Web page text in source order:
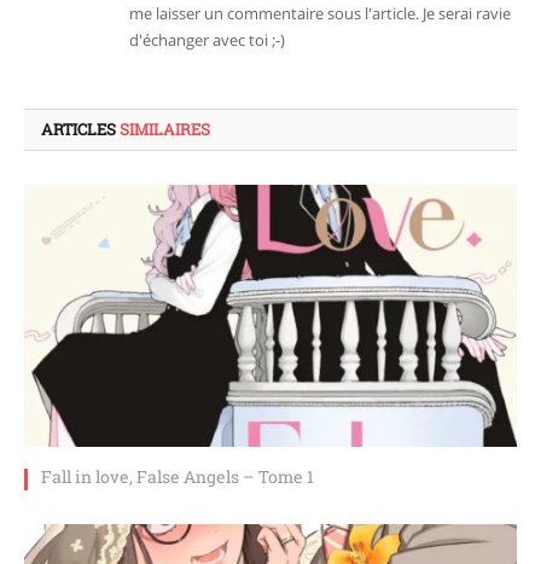
me laisser un commentaire sous l'article. Je serai ravie
d'échanger avec toi ;-)
ARTICLESSIMILAIRES
Fall in love, False Angels – Tome 1